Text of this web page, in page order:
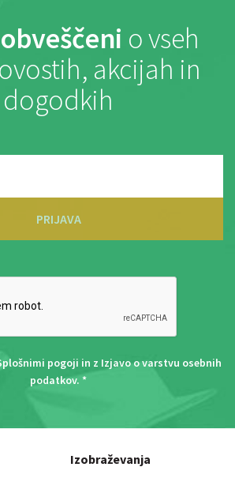
o vseh
akcijah in
dogodkih
PRIJAVA
pogoji in z Izjavo o varstvu osebnih
podatkov. *
Izobraževanja